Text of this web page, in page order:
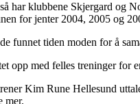
har klubbene Skjergard og
for jenter 2004, 2005 og
funnet tiden moden for å
opp med felles treninger for
Kim Rune Hellesund
mer.